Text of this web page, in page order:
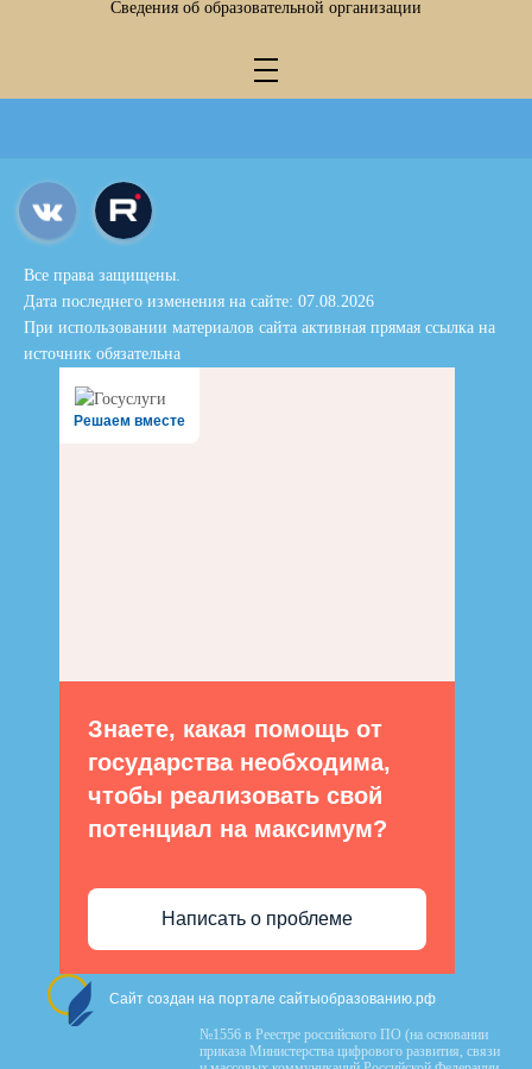
Сведения об образовательной организации
Все права защищены.
Дата последнего изменения на сайте: 07.08.2026
При использовании материалов сайта активная прямая ссылка на
источник обязательна
Решаем вместе
Знаете, какая помощь от
государства необходима,
чтобы реализовать свой
потенциал на максимум?
Написать о проблеме
Сайт создан на портале сайтыобразованию.рф
№1556 в Реестре российского ПО (на основании
приказа Министерства цифрового развития, связи